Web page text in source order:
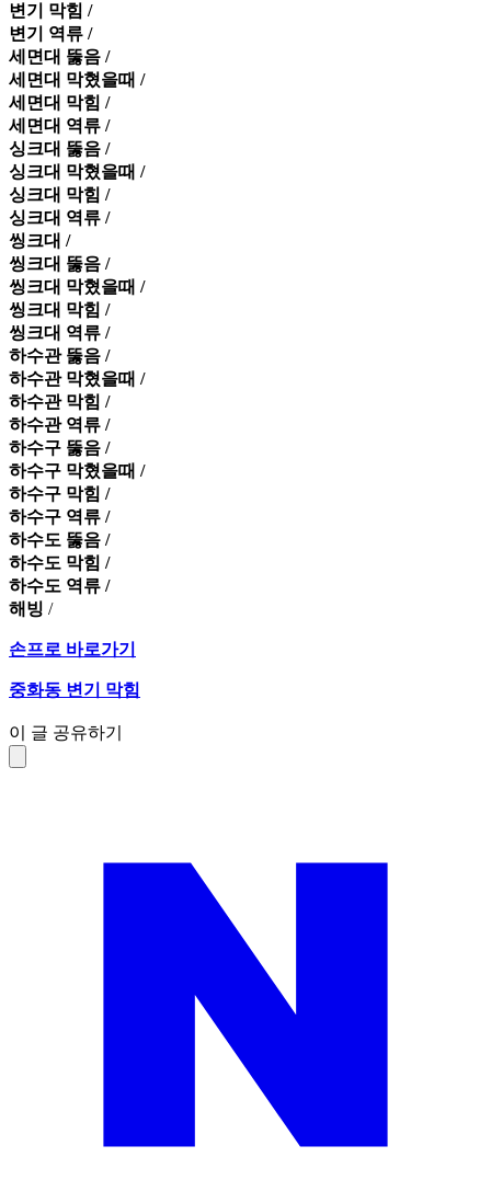
변기 막힘 /
변기 역류 /
세면대 뚫음 /
세면대 막혔을때 /
세면대 막힘 /
세면대 역류 /
싱크대 뚫음 /
싱크대 막혔을때 /
싱크대 막힘 /
싱크대 역류 /
씽크대 /
씽크대 뚫음 /
씽크대 막혔을때 /
씽크대 막힘 /
씽크대 역류 /
하수관 뚫음 /
하수관 막혔을때 /
하수관 막힘 /
하수관 역류 /
하수구 뚫음 /
하수구 막혔을때 /
하수구 막힘 /
하수구 역류 /
하수도 뚫음 /
하수도 막힘 /
하수도 역류 /
해빙 /
손프로 바로가기
중화동 변기 막힘
이 글 공유하기